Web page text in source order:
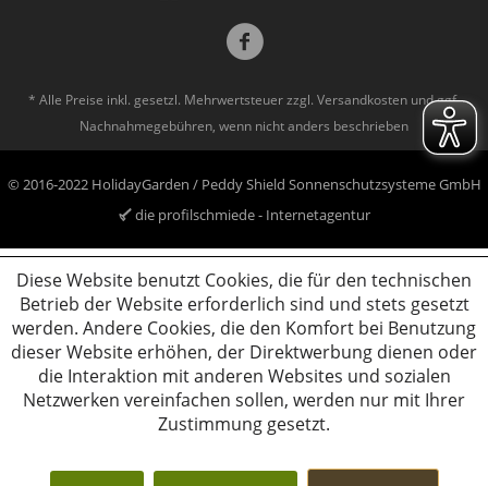
* Alle Preise inkl. gesetzl. Mehrwertsteuer zzgl. Versandkosten und ggf.
Nachnahmegebühren, wenn nicht anders beschrieben
© 2016-2022 HolidayGarden / Peddy Shield Sonnenschutzsysteme GmbH
die profilschmiede - Internetagentur
Diese Website benutzt Cookies, die für den technischen
Betrieb der Website erforderlich sind und stets gesetzt
werden. Andere Cookies, die den Komfort bei Benutzung
dieser Website erhöhen, der Direktwerbung dienen oder
die Interaktion mit anderen Websites und sozialen
Netzwerken vereinfachen sollen, werden nur mit Ihrer
Zustimmung gesetzt.